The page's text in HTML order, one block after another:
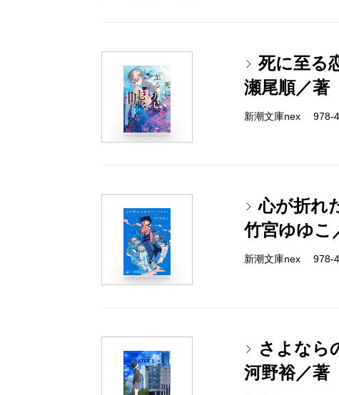
死に至る
瀬尾順／著
新潮文庫nex
心が折れ
竹宮ゆゆこ
新潮文庫nex
さよなら
河野裕／著